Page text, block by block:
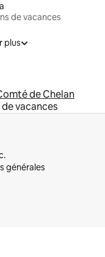
de vacances
plus
de Chelan
vacances
générales